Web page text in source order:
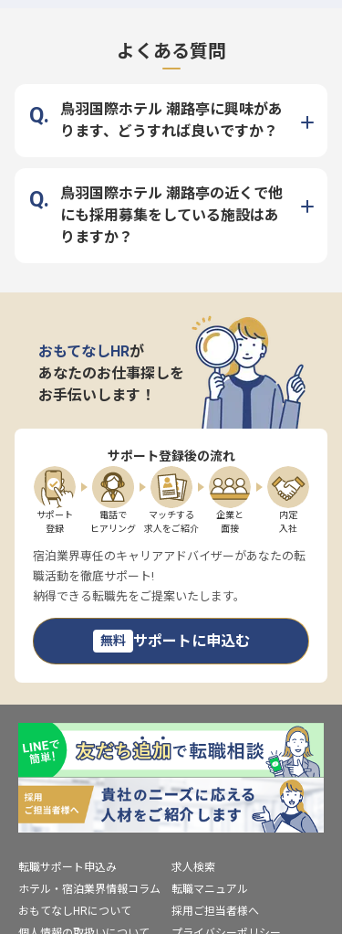
よくある質問
鳥羽国際ホテル 潮路亭に興味があ
ります、どうすれば良いですか？
鳥羽国際ホテル 潮路亭の近くで他
にも採用募集をしている施設はあ
りますか？
おもてなしHRが
あなたのお仕事探しを
お手伝いします！
サポート登録後の流れ
サポート
登録
電話で
ヒアリング
マッチする
求人をご紹介
企業と
面接
内定
入社
宿泊業界専任のキャリアアドバイザーがあなたの転
職活動を徹底サポート!
納得できる転職先をご提案いたします。
無料 サポートに申込む
転職サポート申込み
求人検索
ホテル・宿泊業界情報コラム
転職マニュアル
おもてなしHRについて
採用ご担当者様へ